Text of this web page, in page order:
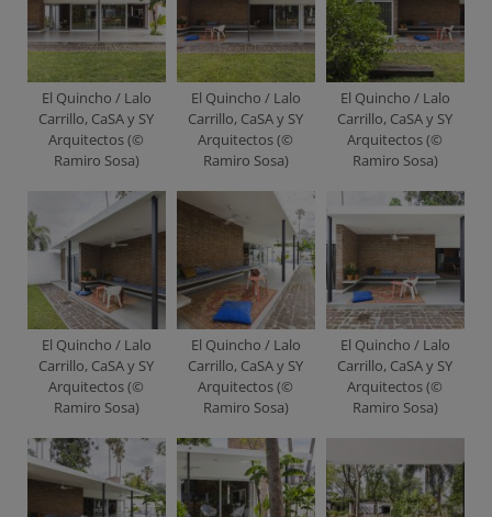
El Quincho / Lalo
Carrillo, CaSA y SY
Arquitectos (©
Ramiro Sosa)
El Quincho / Lalo
Carrillo, CaSA y SY
Arquitectos (©
Ramiro Sosa)
El Quincho / Lalo
Carrillo, CaSA y SY
Arquitectos (©
Ramiro Sosa)
El Quincho / Lalo
Carrillo, CaSA y SY
Arquitectos (©
Ramiro Sosa)
El Quincho / Lalo
Carrillo, CaSA y SY
Arquitectos (©
Ramiro Sosa)
El Quincho / Lalo
Carrillo, CaSA y SY
Arquitectos (©
Ramiro Sosa)